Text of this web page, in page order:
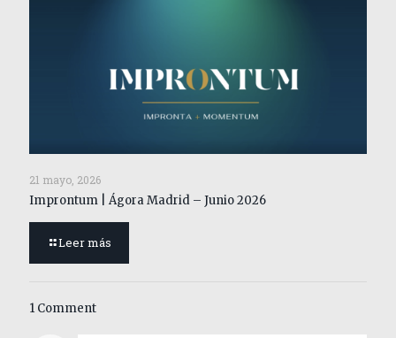
21 mayo, 2026
Improntum | Ágora Madrid – Junio 2026
Leer más
1 Comment